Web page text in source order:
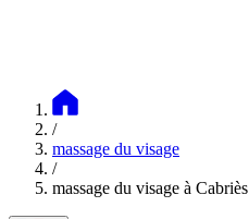
/
massage du visage
/
massage du visage à Cabriès